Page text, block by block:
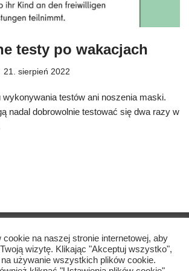
testy po wakacjach
21. sierpień 2022
wykonywania testów ani noszenia maski.
nadal dobrowolnie testować się dwa razy w
na naszej stronie internetowej, aby
wizytę. Klikając "Akceptuj wszystko",
używanie wszystkich plików cookie.